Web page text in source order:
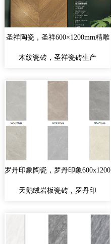
圣祥陶瓷，圣祥600×1200mm精雕
木纹瓷砖，圣祥瓷砖生产
罗丹印象陶瓷，罗丹印象600x1200
天鹅绒岩板瓷砖，罗丹印